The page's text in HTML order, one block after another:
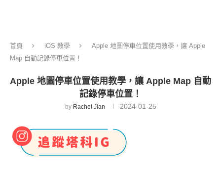
首頁 iOS 教學
Apple 地圖停車位置使用教學，讓 Apple
Map 自動記錄停車位置！
Apple 地圖停車位置使用教學，讓 Apple Map 自動
記錄停車位置！
by Rachel Jian 2024-01-25